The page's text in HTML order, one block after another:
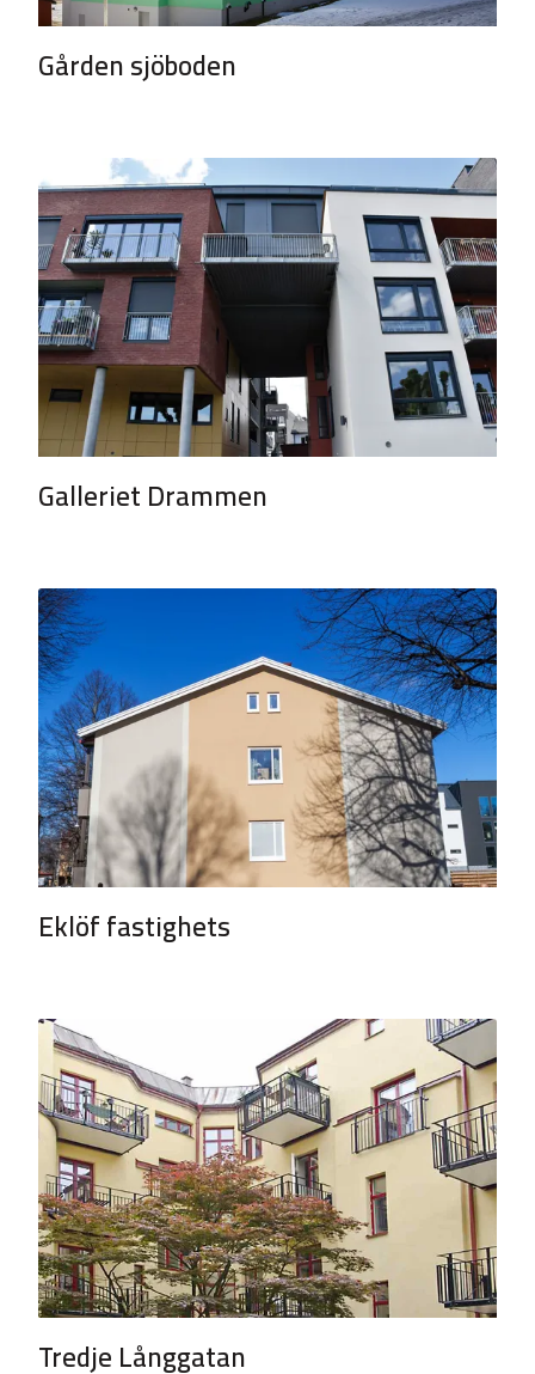
Gården sjöboden
Galleriet Drammen
Eklöf fastighets
Tredje Långgatan